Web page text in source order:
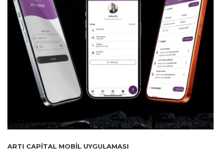
ARTI CAPITAL MOBIL UYGULAMASI